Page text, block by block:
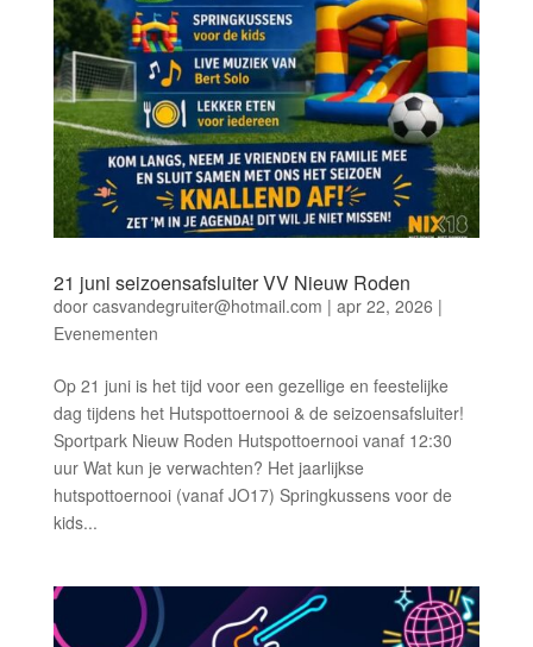
21 juni seizoensafsluiter VV Nieuw Roden
door casvandegruiter@hotmail.com | apr 22, 2026 |
Evenementen
Op 21 juni is het tijd voor een gezellige en feestelijke
dag tijdens het Hutspottoernooi & de seizoensafsluiter!
Sportpark Nieuw Roden Hutspottoernooi vanaf 12:30
uur Wat kun je verwachten? Het jaarlijkse
hutspottoernooi (vanaf JO17) Springkussens voor de
kids...